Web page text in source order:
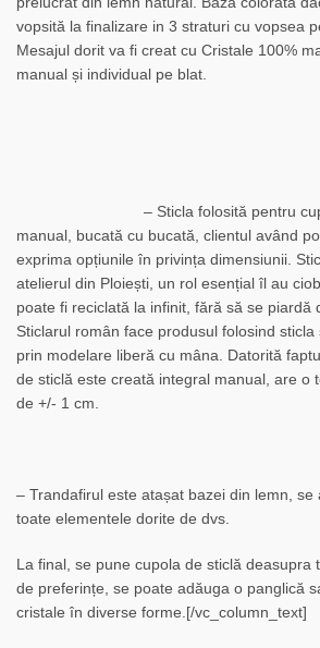
vopsită la finalizare in 3 straturi cu vopsea
Mesajul dorit va fi creat cu Cristale 100%
manual și individual pe blat.
– Sticla folosită pentru
manual, bucată cu bucată, clientul având
exprima opțiunile în privința dimensiunii.
atelierul din Ploiești, un rol esențial îl au
poate fi reciclată la infinit, fără să se piardă
Sticlarul român face produsul folosind
prin modelare liberă cu mâna. Datorită
de sticlă este creată integral manual, are o
de +/- 1 cm.
– Trandafirul este atașat bazei din lemn, se
toate elementele dorite de dvs.
La final, se pune cupola de sticlă deasupra
de preferințe, se poate adăuga o panglică
cristale în diverse forme.[/vc_column_text]